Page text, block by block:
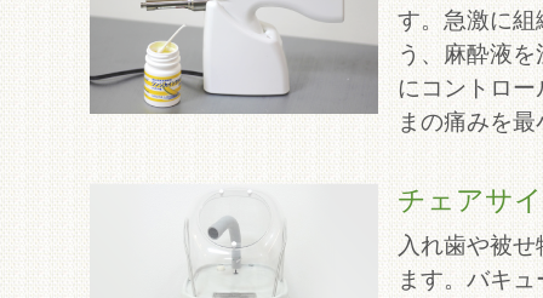
す。急激に
う、麻酔液
にコントロ
まの痛みを
チェアサ
入れ歯や被
ます。バキ